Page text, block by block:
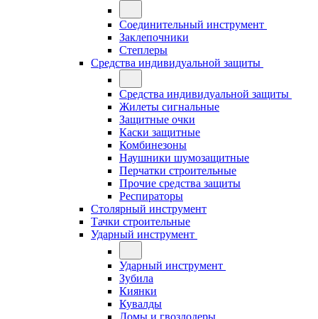
Соединительный инструмент
Заклепочники
Степлеры
Средства индивидуальной защиты
Средства индивидуальной защиты
Жилеты сигнальные
Защитные очки
Каски защитные
Комбинезоны
Наушники шумозащитные
Перчатки строительные
Прочие средства защиты
Респираторы
Столярный инструмент
Тачки строительные
Ударный инструмент
Ударный инструмент
Зубила
Киянки
Кувалды
Ломы и гвоздодеры